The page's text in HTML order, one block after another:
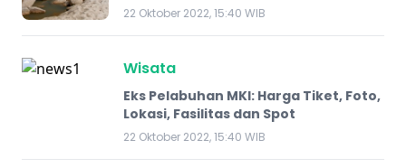
22 Oktober 2022, 15:40 WIB
Wisata
Eks Pelabuhan MKI: Harga Tiket, Foto,
Lokasi, Fasilitas dan Spot
22 Oktober 2022, 15:40 WIB